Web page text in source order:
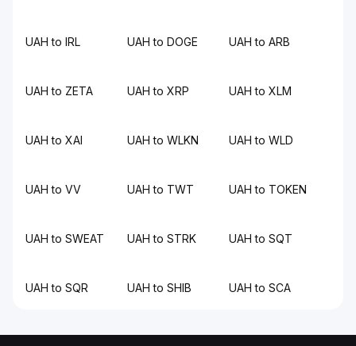
UAH to IRL UAH to DOGE UAH to ARB
UAH to ZETA UAH to XRP UAH to XLM
UAH to XAI UAH to WLKN UAH to WLD
UAH to VV UAH to TWT UAH to TOKEN
UAH to SWEAT UAH to STRK UAH to SQT
UAH to SQR UAH to SHIB UAH to SCA